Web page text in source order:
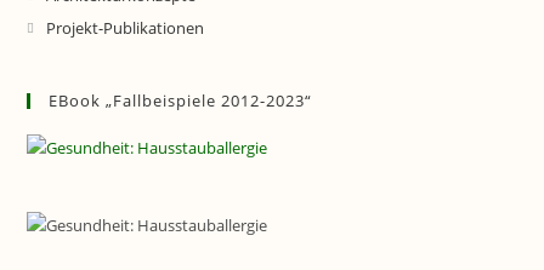
Projekt-Publikationen
EBook „Fallbeispiele 2012-2023“